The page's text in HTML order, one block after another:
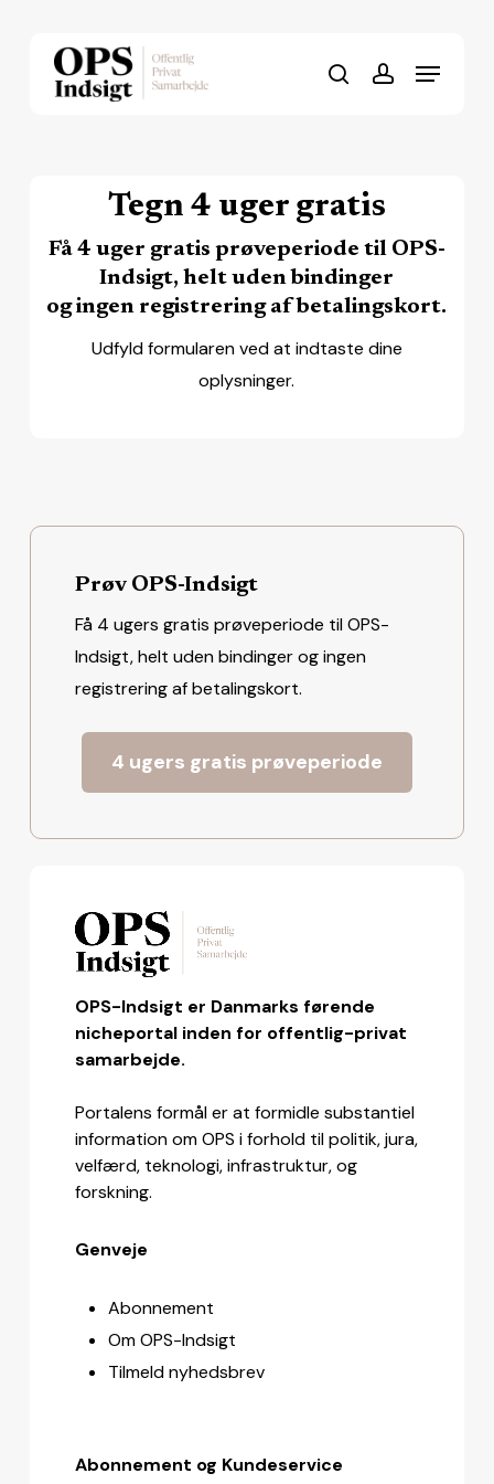
searchaccount
Menu
Tegn 4 uger gratis
Få 4 uger gratis prøveperiode til OPS-
Indsigt,helt uden bindinger
ogingen registrering af betalingskort.
Udfyld formularen ved at indtaste dine
oplysninger.
Prøv OPS-Indsigt
Få 4 ugers gratis prøveperiode til OPS-
Indsigt, helt uden bindinger og ingen
registrering af betalingskort.
4 ugers gratis prøveperiode
OPS-Indsigt er Danmarks førende
nicheportal inden for offentlig-privat
samarbejde.
Portalens formål er at formidle substantiel
information om OPS i forhold til politik, jura,
velfærd, teknologi, infrastruktur, og
forskning.
Genveje
Abonnement
Om OPS-Indsigt
Tilmeld nyhedsbrev
Abonnement og Kundeservice
Close